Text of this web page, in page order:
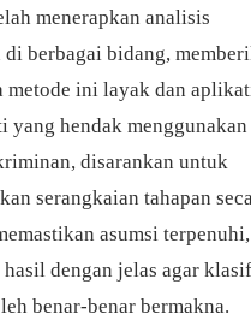
menerapkan analisis
berbagai bidang,
metode ini layak dan
yang hendak menggunakan
disarankan untuk
serangkaian tahapan
asumsi
dengan jelas agar
benar-benar bermakna.